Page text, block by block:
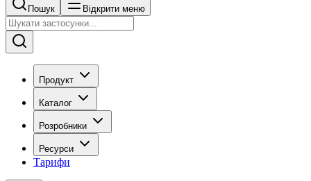
Пошук Відкрити меню
Продукт
Каталог
Розробники
Ресурси
Тарифи